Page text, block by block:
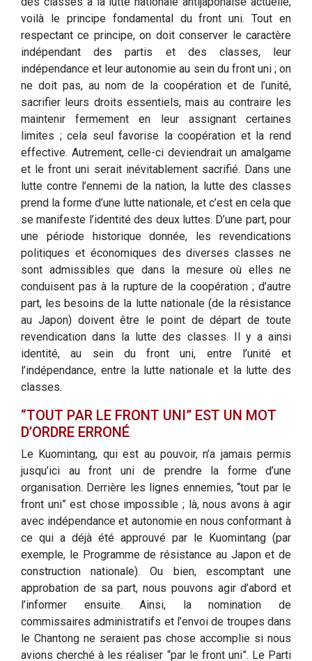
voilà le principe fondamental du front uni. Tout en
respectant ce principe, on doit conserver le caractère
indépendant des partis et des classes, leur
indépendance et leur autonomie au sein du front uni ; on
ne doit pas, au nom de la coopération et de l’unité,
sacrifier leurs droits essentiels, mais au contraire les
maintenir fermement en leur assignant certaines
limites ; cela seul favorise la coopération et la rend
effective. Autrement, celle-ci deviendrait un amalgame
et le front uni serait inévitablement sacrifié. Dans une
lutte contre l’ennemi de la nation, la lutte des classes
prend la forme d’une lutte nationale, et c’est en cela que
se manifeste l’identité des deux luttes. D’une part, pour
une période historique donnée, les revendications
politiques et économiques des diverses classes ne
sont admissibles que dans la mesure où elles ne
conduisent pas à la rupture de la coopération ; d’autre
part, les besoins de la lutte nationale (de la résistance
au Japon) doivent être le point de départ de toute
revendication dans la lutte des classes. Il y a ainsi
identité, au sein du front uni, entre l’unité et
l’indépendance, entre la lutte nationale et la lutte des
classes.
“TOUT PAR LE FRONT UNI” EST UN MOT
D’ORDRE ERRONÉ
Le Kuomintang, qui est au pouvoir, n’a jamais permis
jusqu’ici au front uni de prendre la forme d’une
organisation. Derrière les lignes ennemies, “tout par le
front uni” est chose impossible ; là, nous avons à agir
avec indépendance et autonomie en nous conformant à
ce qui a déjà été approuvé par le Kuomintang (par
exemple, le Programme de résistance au Japon et de
construction nationale). Ou bien, escomptant une
approbation de sa part, nous pouvons agir d’abord et
l’informer ensuite. Ainsi, la nomination de
commissaires administratifs et l’envoi de troupes dans
le Chantong ne seraient pas chose accomplie si nous
avions cherché à les réaliser “par le front uni”. Le Parti